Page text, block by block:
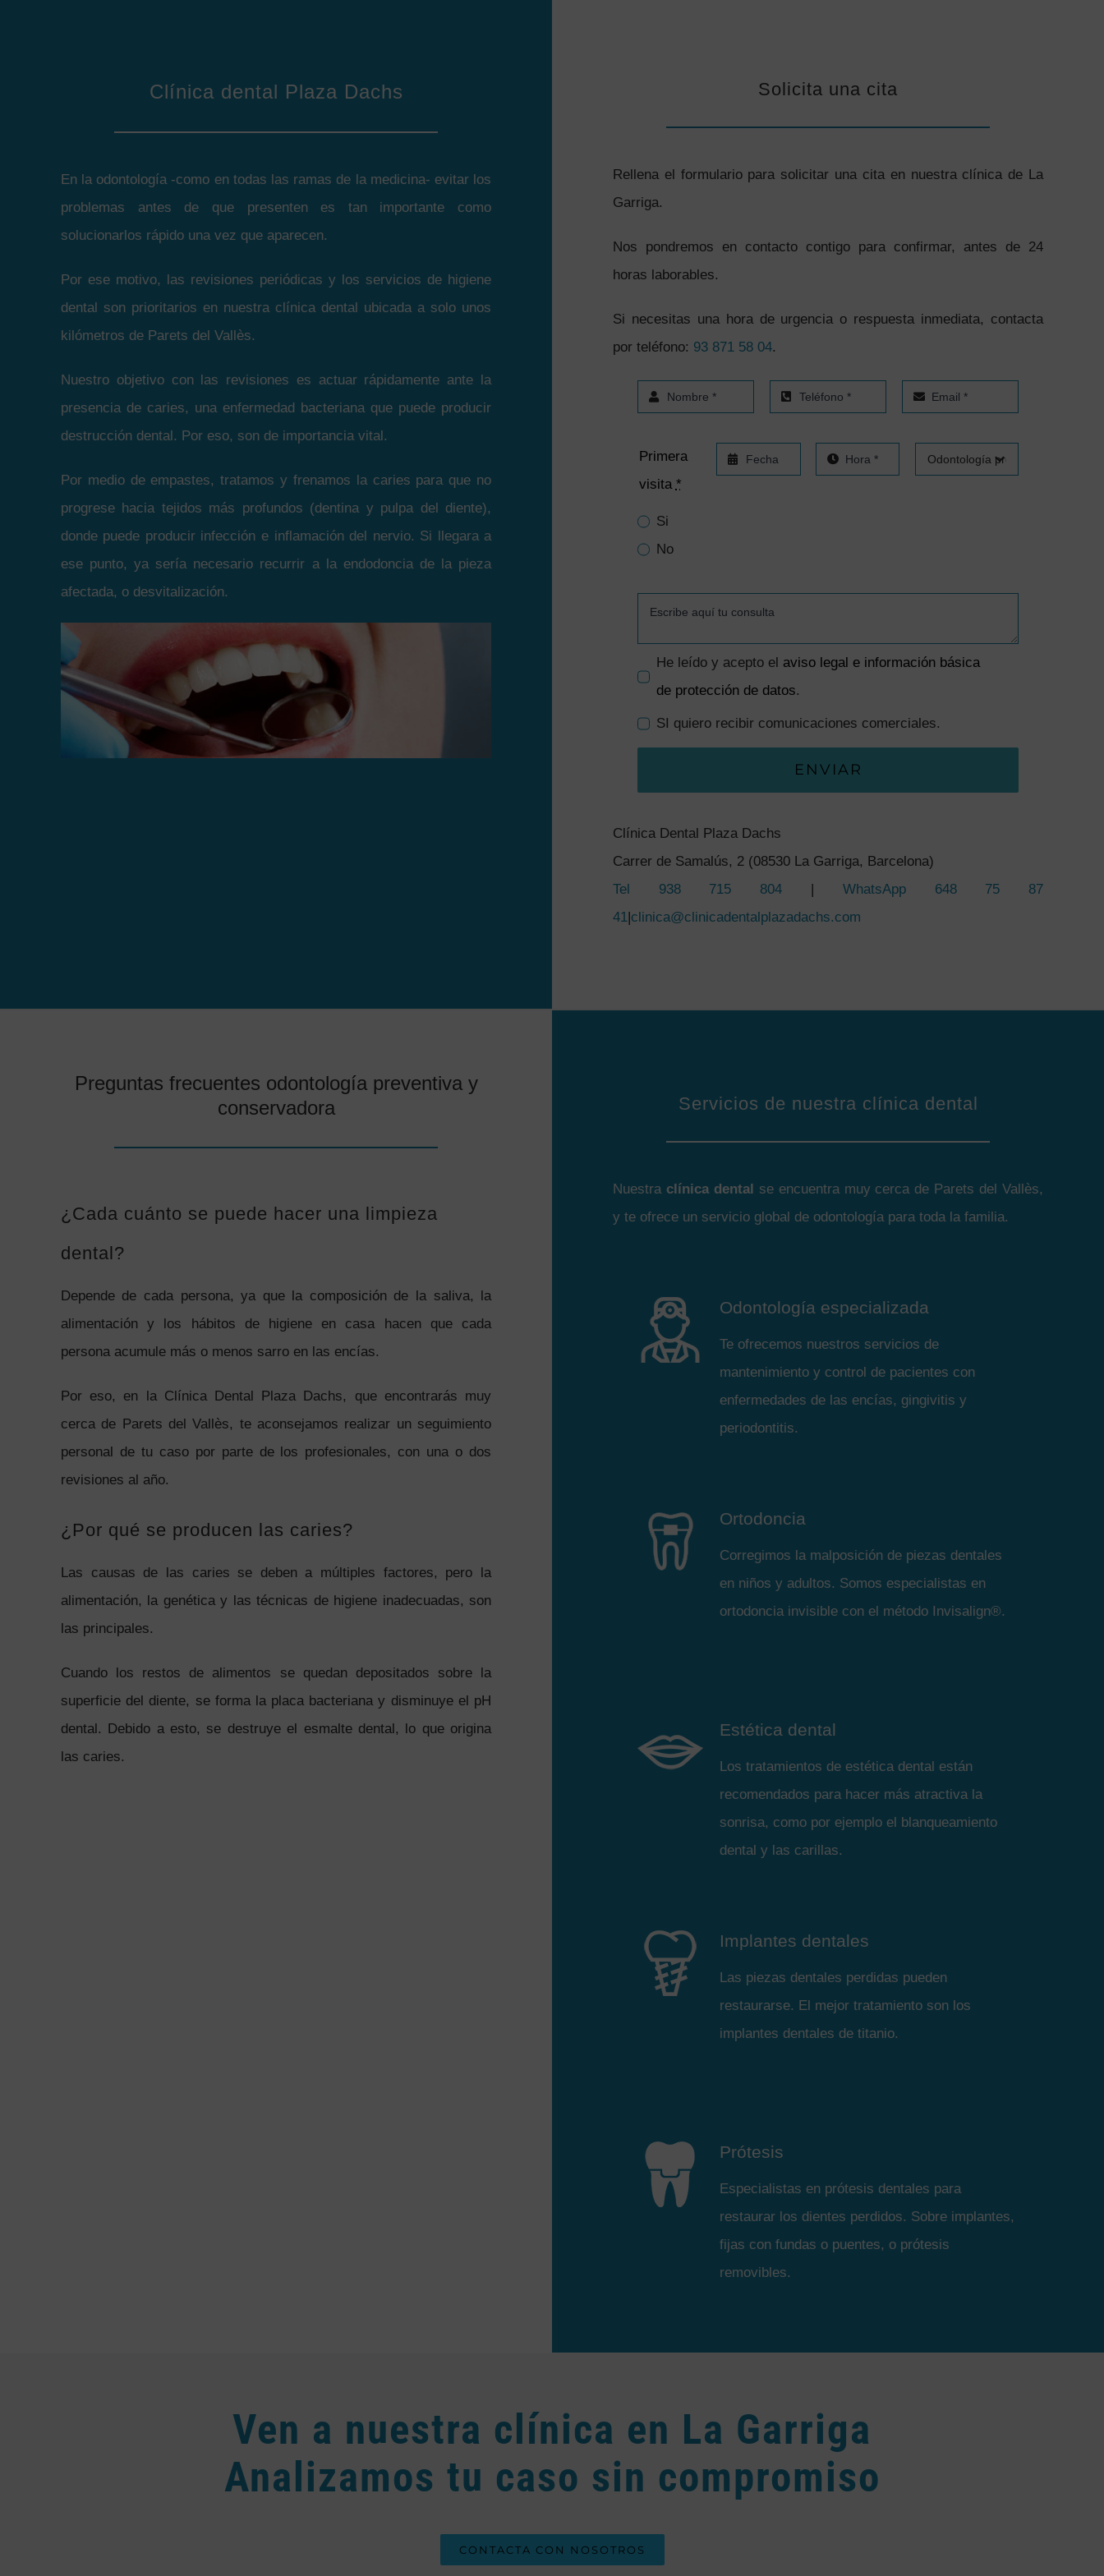
Clínica dental Plaza Dachs
En la odontología -como en todas las ramas de la medicina- evitar los
problemas antes de que presenten es tan importante como
solucionarlos rápido una vez que aparecen.
Por ese motivo, las revisiones periódicas y los servicios de higiene
dental son prioritarios en nuestra clínica dental ubicada a solo unos
kilómetros de Parets del Vallès.
Nuestro objetivo con las revisiones es actuar rápidamente ante la
presencia de caries, una enfermedad bacteriana que puede producir
destrucción dental. Por eso, son de importancia vital.
Por medio de empastes, tratamos y frenamos la caries para que no
progrese hacia tejidos más profundos (dentina y pulpa del diente),
donde puede producir infección e inflamación del nervio. Si llegara a
ese punto, ya sería necesario recurrir a la endodoncia de la pieza
afectada, o desvitalización.
Solicita una cita
Rellena el formulario para solicitar una cita en nuestra clínica de La
Garriga.
Nos pondremos en contacto contigo para confirmar, antes de 24
horas laborables.
Si necesitas una hora de urgencia o respuesta inmediata, contacta
por teléfono: 93 871 58 04.
Primera
visita *
Si
No
He leído y acepto el aviso legal e información básica
de protección de datos.
SI quiero recibir comunicaciones comerciales.
ENVIAR
Clínica Dental Plaza Dachs
Carrer de Samalús, 2 (08530 La Garriga, Barcelona)
Tel 938 715 804 | WhatsApp 648 75 87
41|clinica@clinicadentalplazadachs.com
Preguntas frecuentes odontología preventiva y
conservadora
¿Cada cuánto se puede hacer una limpieza
dental?
Depende de cada persona, ya que la composición de la saliva, la
alimentación y los hábitos de higiene en casa hacen que cada
persona acumule más o menos sarro en las encías.
Por eso, en la Clínica Dental Plaza Dachs, que encontrarás muy
cerca de Parets del Vallès, te aconsejamos realizar un seguimiento
personal de tu caso por parte de los profesionales, con una o dos
revisiones al año.
¿Por qué se producen las caries?
Las causas de las caries se deben a múltiples factores, pero la
alimentación, la genética y las técnicas de higiene inadecuadas, son
las principales.
Cuando los restos de alimentos se quedan depositados sobre la
superficie del diente, se forma la placa bacteriana y disminuye el pH
dental. Debido a esto, se destruye el esmalte dental, lo que origina
las caries.
Servicios de nuestra clínica dental
Nuestra clínica dental se encuentra muy cerca de Parets del Vallès,
y te ofrece un servicio global de odontología para toda la familia.
Odontología especializada
Te ofrecemos nuestros servicios de
mantenimiento y control de pacientes con
enfermedades de las encías, gingivitis y
periodontitis.
Ortodoncia
Corregimos la malposición de piezas dentales
en niños y adultos. Somos especialistas en
ortodoncia invisible con el método Invisalign®.
Estética dental
Los tratamientos de estética dental están
recomendados para hacer más atractiva la
sonrisa, como por ejemplo el blanqueamiento
dental y las carillas.
Implantes dentales
Las piezas dentales perdidas pueden
restaurarse. El mejor tratamiento son los
implantes dentales de titanio.
Prótesis
Especialistas en prótesis dentales para
restaurar los dientes perdidos. Sobre implantes,
fijas con fundas o puentes, o prótesis
removibles.
Ven a nuestra clínica en La Garriga
Analizamos tu caso sin compromiso
CONTACTA CON NOSOTROS